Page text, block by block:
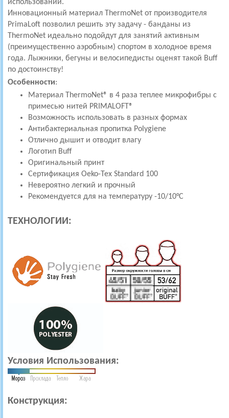
использовании.
Инновационный материал ThermoNet от производителя
PrimaLoft позволил решить эту задачу - банданы из
ThermoNet идеально подойдут для занятий активным
(преимущественно аэробным) спортом в холодное время
года. Лыжники, бегуны и велосипедисты оценят такой Buff
по достоинству!
Особенности:
Материал ThermoNet® в 4 раза теплее микрофибры c
примесью нитей PRIMALOFT®
Возможность использовать в разных формах
Антибактериальная пропитка Polygiene
Отлично дышит и отводит влагу
Логотип Buff
Оригинальный принт
Сертификация Oeko-Tex Standard 100
Невероятно легкий и прочный
Рекомендуется для на температуру -10/10°C
ТЕХНОЛОГИИ:
Условия Использования:
Конструкция: